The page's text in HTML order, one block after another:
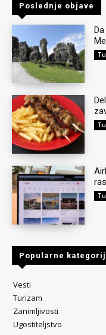
Poslednje objave
Popularne
Vesti
Turizam
Zanimljivosti
Ugostiteljstvo